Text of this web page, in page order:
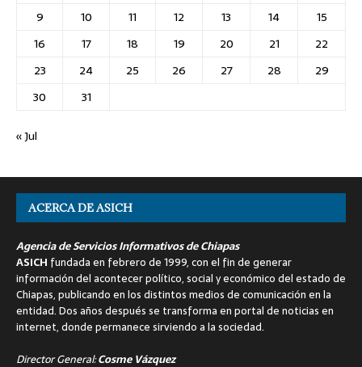
9
10 11 12 13 14
15
16
17 18 19 20 21
22
23
24 25 26 27 28
29
30
31
« Jul
ACERCA DE ASICH
Agencia de Servicios Informativos de Chiapas
ASICH fundada en febrero de 1999, con el fin de generar
información del acontecer político, social y económico del estado de
Chiapas, publicando en los distintos medios de comunicación en la
entidad. Dos años después se transforma en portal de noticias en
internet, donde permanece sirviendo a la sociedad.
Director General:Cosme Vázquez